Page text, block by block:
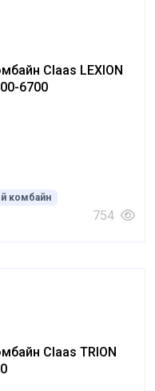
Claas LEXION
6700
комбайн
754
Claas TRION